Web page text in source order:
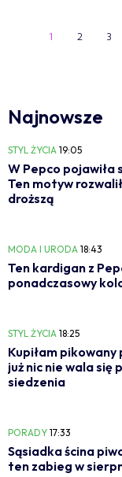
1 2 3
Najnowsze
STYL ŻYCIA 19:05
W Pepco pojawiła
Ten motyw
droższą
MODA I URODA 18:43
Ten kardigan z
ponadczasowy
STYL ŻYCIA 18:25
Kupiłam pikowany
już nic nie wala się
siedzenia
PORADY 17:33
Sąsiadka ścina
ten zabieg w